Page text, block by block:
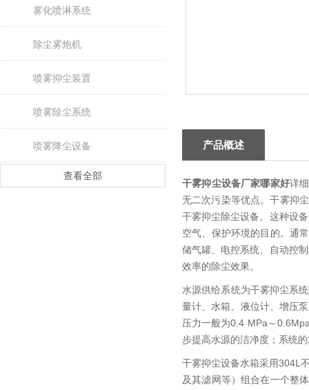
雾化喷淋系统
除尘雾炮机
喷雾抑尘装置
喷雾除尘系统
喷雾降尘设备
查看全部
产品概述
干雾抑尘设备厂家哪家好详
无二次污染等优点。干雾抑
干雾抑尘除尘设备。这种设
空气、保护环境的目的。通
储气罐、电控系统、自动控
效率的除尘效果。
水源供给系统为干雾抑尘系
量计、水箱、液位计、增压
压力一般为0.4 MPa～
步提高水源的洁净度；系统
干雾抑尘设备水箱采用304L
及其滤网等）组合在一个整